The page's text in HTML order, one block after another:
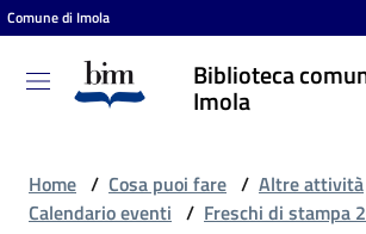
Vai al contenuto
Vai alla navigazione
Vai al footer
Comune di Imola
Biblioteca
Imola
Biblioteca
comunale
Home / Cosa puoi fare / Altre attività
Calendario eventi / Freschi di stampa